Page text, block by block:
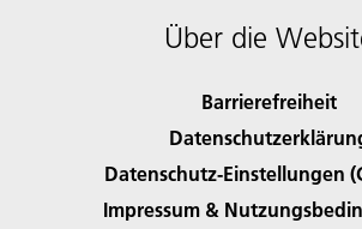
Über die
Barrierefreiheit
Datenschutz-Einstellungen
Impressum &